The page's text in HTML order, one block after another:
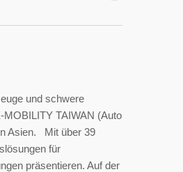
und schwere
TAIWAN (Auto
Asien. Mit über 39
für
präsentieren. Auf der